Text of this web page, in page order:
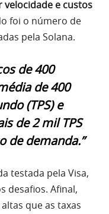
e custos
foi o número de
pela Solana.
de 400
de 400
(TPS) e
de 2 mil TPS
de demanda.”
testada pela Visa,
desafios. Afinal,
que as taxas